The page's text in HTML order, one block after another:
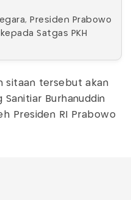
Presiden Prabowo
Satgas PKH
sitaan tersebut akan
Sanitiar Burhanuddin
Presiden RI Prabowo